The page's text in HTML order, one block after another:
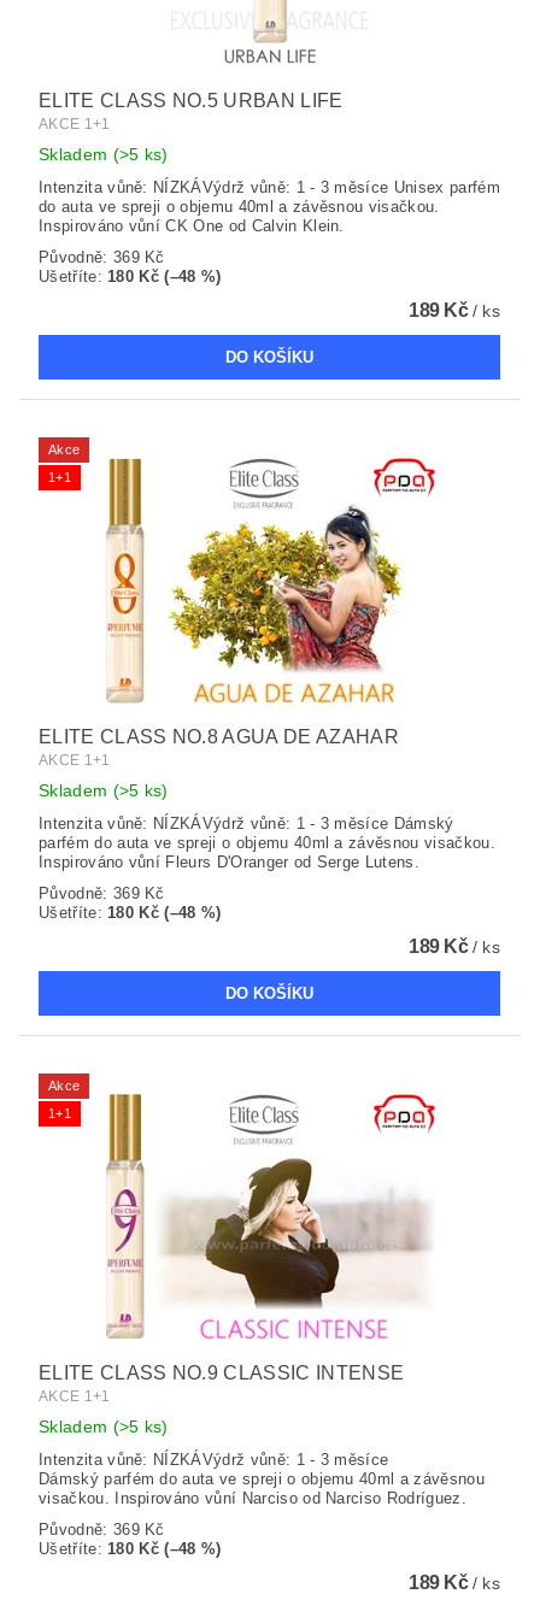
ELITE CLASS NO.5 URBAN LIFE
AKCE 1+1
Skladem (>5 ks)
Intenzita vůně: NÍZKÁVýdrž vůně: 1 - 3 měsíce Unisex parfém
do auta ve spreji o objemu 40ml a závěsnou visačkou.
Inspirováno vůní CK One od Calvin Klein.
Původně: 369 Kč
Ušetříte: 180 Kč (–48 %)
189 Kč/ ks
Akce
1+1
ELITE CLASS NO.8 AGUA DE AZAHAR
AKCE 1+1
Skladem (>5 ks)
Intenzita vůně: NÍZKÁVýdrž vůně: 1 - 3 měsíce Dámský
parfém do auta ve spreji o objemu 40ml a závěsnou visačkou.
Inspirováno vůní Fleurs D'Oranger od Serge Lutens.
Původně: 369 Kč
Ušetříte:180 Kč (–48 %)
189 Kč/ ks
Akce
1+1
ELITE CLASS NO.9 CLASSIC INTENSE
AKCE 1+1
Skladem (>5 ks)
Intenzita vůně: NÍZKÁVýdrž vůně: 1 - 3 měsíce
Dámský parfém do auta ve spreji o objemu 40ml a závěsnou
visačkou. Inspirováno vůní Narciso od Narciso Rodríguez.
Původně: 369 Kč
Ušetříte:180 Kč (–48 %)
189 Kč/ ks